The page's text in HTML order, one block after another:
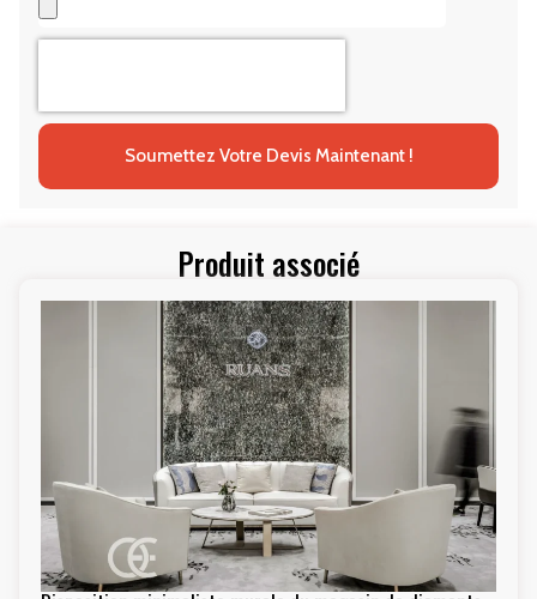
Soumettez Votre Devis Maintenant !
Produit associé